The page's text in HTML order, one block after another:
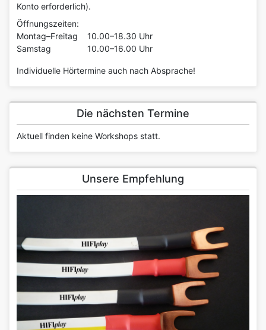
Konto erforderlich).
Öffnungszeiten:
Montag–Freitag
10.00–18.30 Uhr
Samstag
10.00–16.00 Uhr
Individuelle Hörtermine auch nach Absprache!
Die nächsten Termine
Aktuell finden keine Workshops statt.
Unsere Empfehlung